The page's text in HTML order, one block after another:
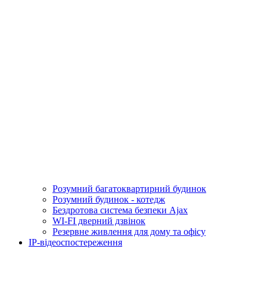
Розумний багатоквартирний будинок
Розумний будинок - котедж
Бездротова система безпеки Ajax
WI-FI дверний дзвінок
Резервне живлення для дому та офісу
IP-відеоспостереження